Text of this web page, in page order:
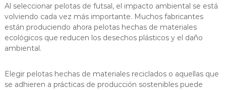
Al seleccionar pelotas de futsal, el impacto ambiental se está
volviendo cada vez más importante. Muchos fabricantes
están produciendo ahora pelotas hechas de materiales
ecológicos que reducen los desechos plásticos y el daño
ambiental.
Elegir pelotas hechas de materiales reciclados o aquellas que
se adhieren a prácticas de producción sostenibles puede